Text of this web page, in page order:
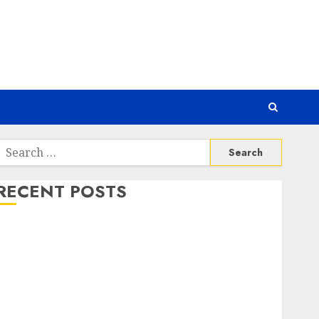
Search
POSTS